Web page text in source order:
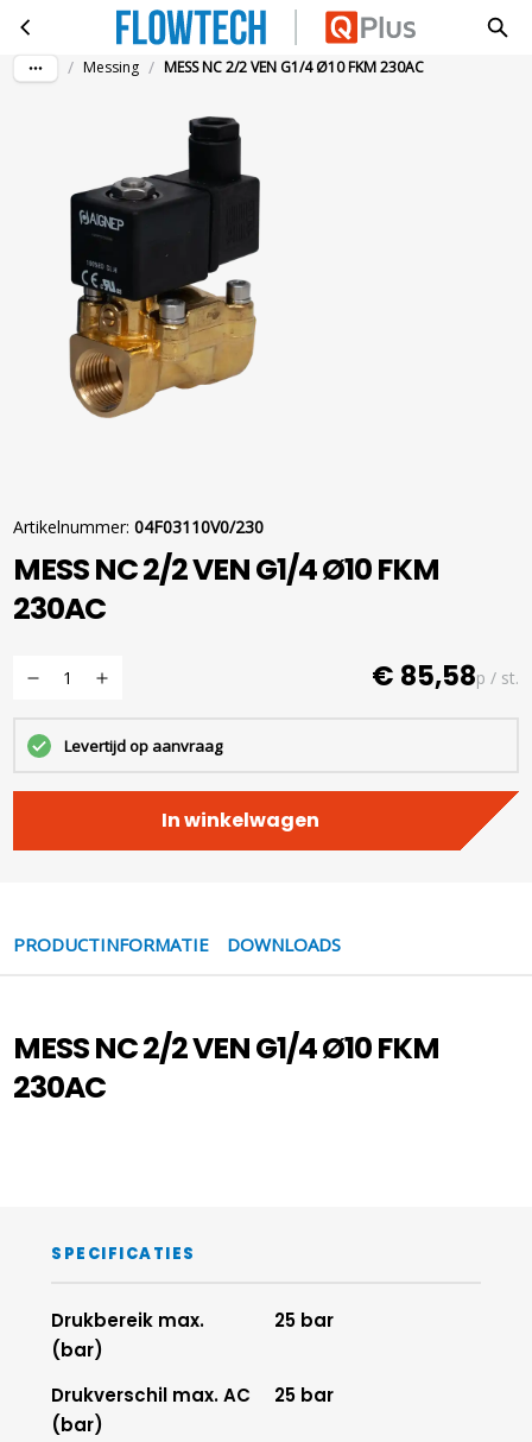
Ga naar hoofdinhoudMESS NC 2/2 VEN G1/4 Ø10 FKM 230AC
/ Messing / MESS NC 2/2 VEN G1/4 Ø10 FKM 230AC
Artikelnummer: 04F03110V0/230
MESS NC 2/2 VEN G1/4 Ø10 FKM
230AC
€ 85,58p / st.
Levertijd op aanvraag
In winkelwagen
PRODUCTINFORMATIE DOWNLOADS
MESS NC 2/2 VEN G1/4 Ø10 FKM
230AC
SPECIFICATIES
Drukbereik max.
(bar)
25 bar
Drukverschil max. AC
(bar)
25 bar